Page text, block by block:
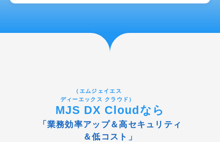
MJS DX Cloud
（エムジェイエス
ディーエックス クラウド）
なら
「業務効率アップ＆高セキュリティ
＆低コスト」